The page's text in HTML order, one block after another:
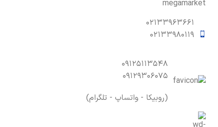
۰۲۱۳۳۹۶۳۶۶۱
۰۲۱۳۳۹۸۰۱۱۹
۰۹۱۲۵۱۱۳۵۴۸
۰۹۱۲۹۳۰۶۰۷۵
(روبیکا - واتساپ - تلگرام)